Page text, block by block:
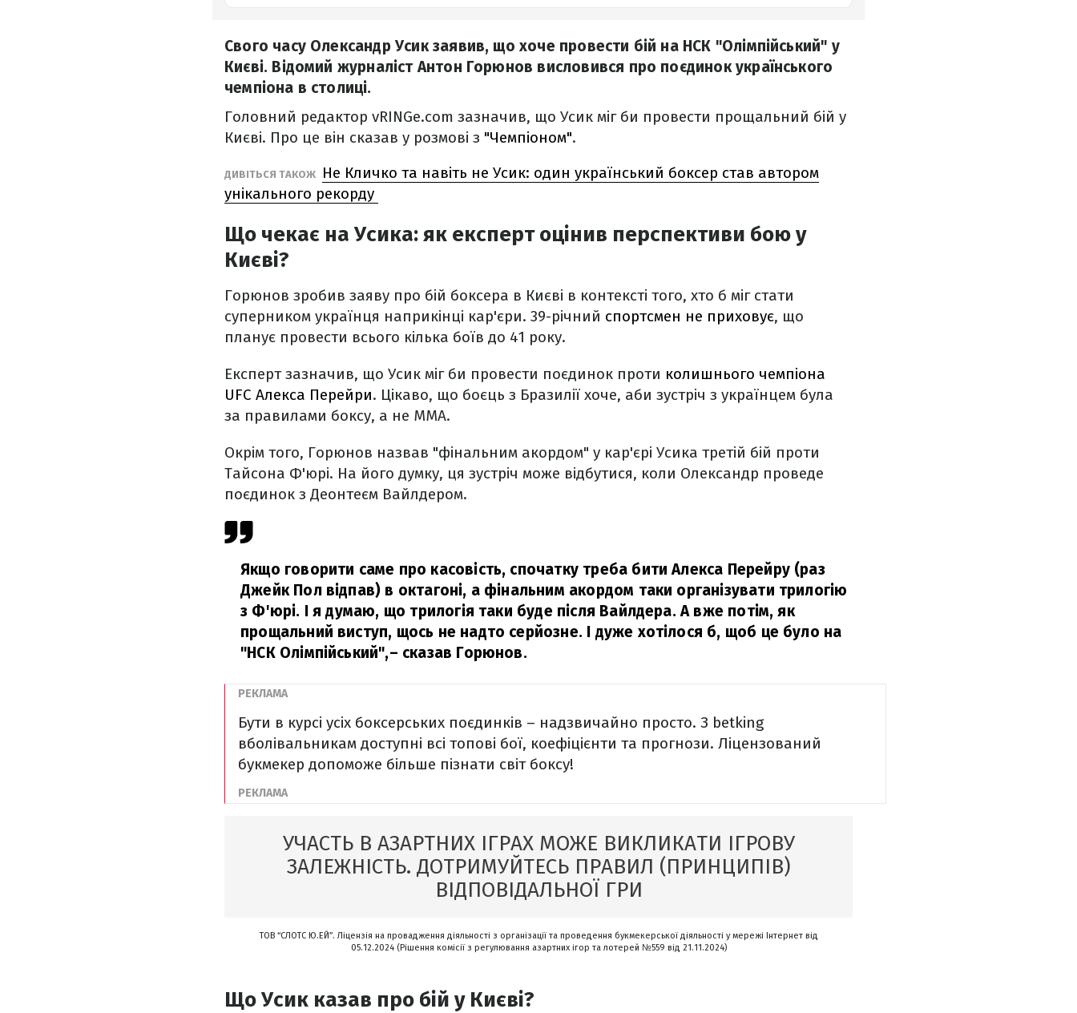
Свого часу Олександр Усик заявив, що хоче провести бій на НСК "Олімпійський" у
Києві. Відомий журналіст Антон Горюнов висловився про поєдинок українського
чемпіона в столиці.
Головний редактор vRINGe.com зазначив, що Усик міг би провести прощальний бій у
Києві. Про це він сказав у розмові з "Чемпіоном".
ДИВІТЬСЯ ТАКОЖ
Не Кличко та навіть не Усик: один український боксер став автором
унікального рекорду
Що чекає на Усика: як експерт оцінив перспективи бою у
Києві?
Горюнов зробив заяву про бій боксера в Києві в контексті того, хто б міг стати
суперником українця наприкінці кар'єри. 39-річний спортсмен не приховує, що
планує провести всього кілька боїв до 41 року.
Експерт зазначив, що Усик міг би провести поєдинок проти колишнього чемпіона
UFC Алекса Перейри. Цікаво, що боєць з Бразилії хоче, аби зустріч з українцем була
за правилами боксу, а не MMA.
Окрім того, Горюнов назвав "фінальним акордом" у кар'єрі Усика третій бій проти
Тайсона Ф'юрі. На його думку, ця зустріч може відбутися, коли Олександр проведе
поєдинок з Деонтеєм Вайлдером.
Якщо говорити саме про касовість, спочатку треба бити Алекса Перейру (раз
Джейк Пол відпав) в октагоні, а фінальним акордом таки організувати трилогію
з Ф'юрі. І я думаю, що трилогія таки буде після Вайлдера. А вже потім, як
прощальний виступ, щось не надто серйозне. І дуже хотілося б, щоб це було на
"НСК Олімпійський",– сказав Горюнов.
Бути в курсі усіх боксерських поєдинків – надзвичайно просто. З betking
вболівальникам доступні всі топові бої, коефіцієнти та прогнози. Ліцензований
букмекер допоможе більше пізнати світ боксу!
УЧАСТЬ В АЗАРТНИХ ІГРАХ МОЖЕ ВИКЛИКАТИ ІГРОВУ
ЗАЛЕЖНІСТЬ. ДОТРИМУЙТЕСЬ ПРАВИЛ (ПРИНЦИПІВ)
ВІДПОВІДАЛЬНОЇ ГРИ
ТОВ “СЛОТС Ю.ЕЙ”. Ліцензія на провадження діяльності з організації та проведення букмекерської діяльності у мережі Інтернет від
05.12.2024 (Рішення комісії з регулювання азартних ігор та лотерей №559 від 21.11.2024)
Що Усик казав про бій у Києві?